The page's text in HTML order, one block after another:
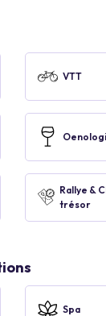
VTT
Rallye &
trésor
Spa